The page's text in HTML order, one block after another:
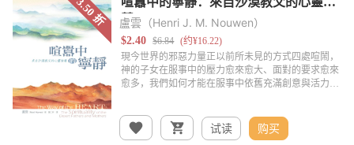
盧雲（Henri J. M. Nouwen）
试读 购买